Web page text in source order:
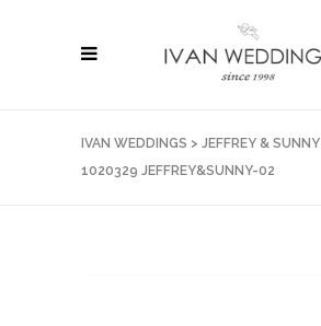
IVAN WEDDINGS > JEFFREY & SUNNY
1020329 JEFFREY&SUNNY-02